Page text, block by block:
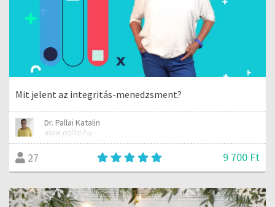
Mit jelent az integritás-menedzsment?
Dr. Pallai Katalin
www.pallai.hu
27 9 700 Ft